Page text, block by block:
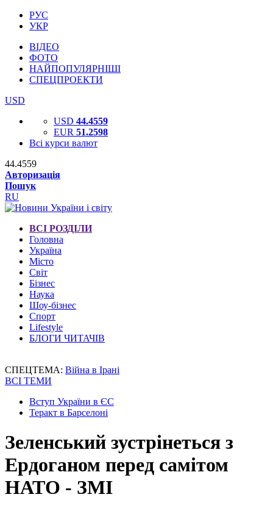
РУС
УКР
ВІДЕО
ФОТО
НАЙПОПУЛЯРНІШІ
СПЕЦПРОЕКТИ
USD
USD 44.4559
EUR 51.2598
Всі курси валют
44.4559
Авторизація
Пошук
RU
ВСІ РОЗДІЛИ
Головна
Україна
Місто
Світ
Бізнес
Наука
Шоу-бізнес
Спорт
Lifestyle
БЛОГИ ЧИТАЧІВ
СПЕЦТЕМА: Війна в Ірані
ВСІ ТЕМИ
Вступ України в ЄС
Теракт в Барселоні
Зеленський зустрінеться з
Ердоганом перед самітом
НАТО - ЗМІ